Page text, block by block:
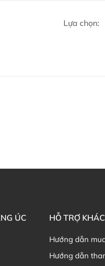
tới 44% nguy cơ mắc
vệ chống lại căn bệnh do
trợ chức năng tiêu hóa
vừa uống Men Vi Sinh
Men vi sinh Úc
chứa sữa, loctose,
Lựa chọn:
ÚC HỖ TRỢ
Hướng dẫn
Hướng dẫn